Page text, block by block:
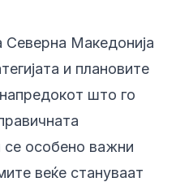
Северна Македонија
и плановите
што го
се особено важни
веќе стануваат